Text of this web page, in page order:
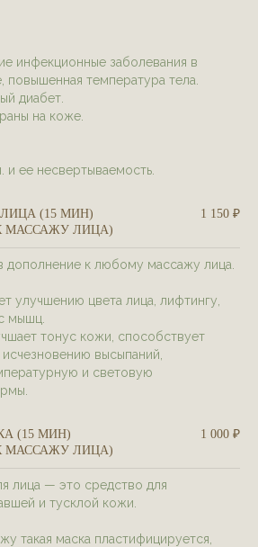
инфекционные заболевания в
температура тела.
диабет.
на коже.
и ее несвертываемость.
(15 МИН)
МАССАЖУ ЛИЦА)
1 150 ₽
дополнение к любому массажу лица.
улучшению цвета лица, лифтингу,
мышц.
тонус кожи, способствует
высыпаний,
и световую
(15 МИН)
МАССАЖУ ЛИЦА)
1 000 ₽
лица — это средство для
и тусклой кожи.
такая маска пластифицируется,
ЛИЦА
на услугу
лица.